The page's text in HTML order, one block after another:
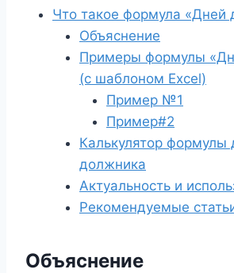
Что такое формула «Дней
Объяснение
Примеры формулы
(с шаблоном Excel)
Пример №1
Пример#2
Калькулятор формулы
должника
Актуальность и
Рекомендуемые
Объяснение